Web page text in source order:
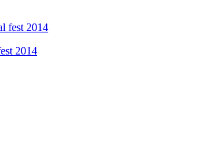
2014